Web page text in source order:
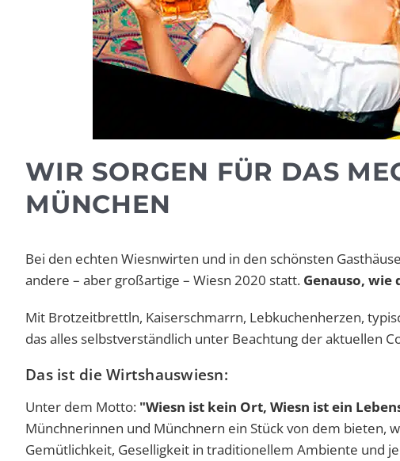
WIR SORGEN FÜR DAS
MÜNCHEN
Bei den echten Wiesnwirten und in den schönsten
andere – aber großartige – Wiesn 2020 statt. Genauso, wie
Mit Brotzeitbrettln, Kaiserschmarrn, Lebkuchenherzen,
das alles selbstverständlich unter Beachtung der aktuellen
Das ist die Wirtshauswiesn:
Unter dem Motto: "Wiesn ist kein Ort, Wiesn ist ein
Münchnerinnen und Münchnern ein Stück von dem bieten,
Gemütlichkeit, Geselligkeit in traditionellem Ambiente und